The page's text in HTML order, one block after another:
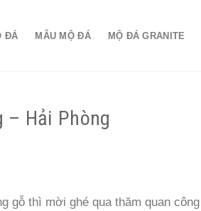
ĐÁ MẪU MỘ ĐÁ MỘ ĐÁ GRANITE
– Hải Phòng
gỗ thì mời ghé qua thăm quan công